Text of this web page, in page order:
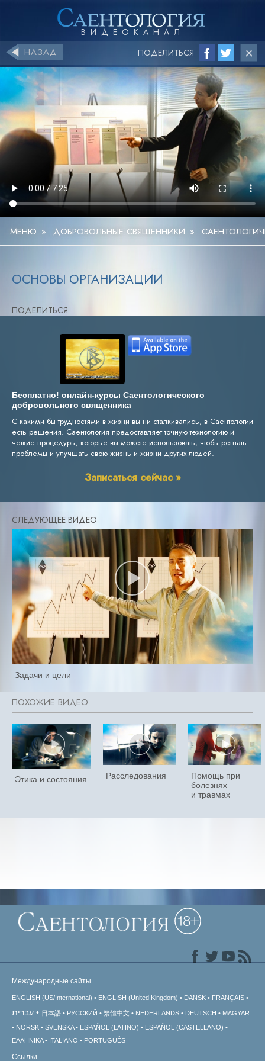
НАЗАД ПОДЕЛИТЬСЯ
МЕНЮ » ДОБРОВОЛЬНЫЕ СВЯЩЕННИКИ »
ОСНОВЫ ОРГАНИЗАЦИИ
ПОДЕЛИТЬСЯ
Бесплатно! онлайн-курсы Саентологического
добровольного священника
С какими бы трудностями в жизни вы ни сталкивались, в Саентологии
есть решения. Саентология предоставляет точную технологию и
чёткие процедуры, которые вы можете использовать, чтобы решать
проблемы и улучшать свою жизнь и жизни других людей.
Записаться сейчас »
Задачи и цели
Этика и состояния Расследования
Помощь при
болезнях
и травмах
Международные сайты
ENGLISH (US/International) ENGLISH (United Kingdom) DANSK FRANÇAIS
עברית 日本語 РУССКИЙ 繁體中文 NEDERLANDS DEUTSCH
MAGYAR
NORSK
SVENSKA ESPAÑOL (LATINO)
ESPAÑOL (CASTELLANO)
ΕΛΛΗΝΙΚA
ITALIANO PORTUGUÊS
Ссылки